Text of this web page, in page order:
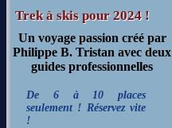
Trek à skis pour 2024 !
Un voyage passion créé par
Philippe B. Tristan avec deux
guides professionnelles
De 6 à 10 places
seulement ! Réservez vite
!